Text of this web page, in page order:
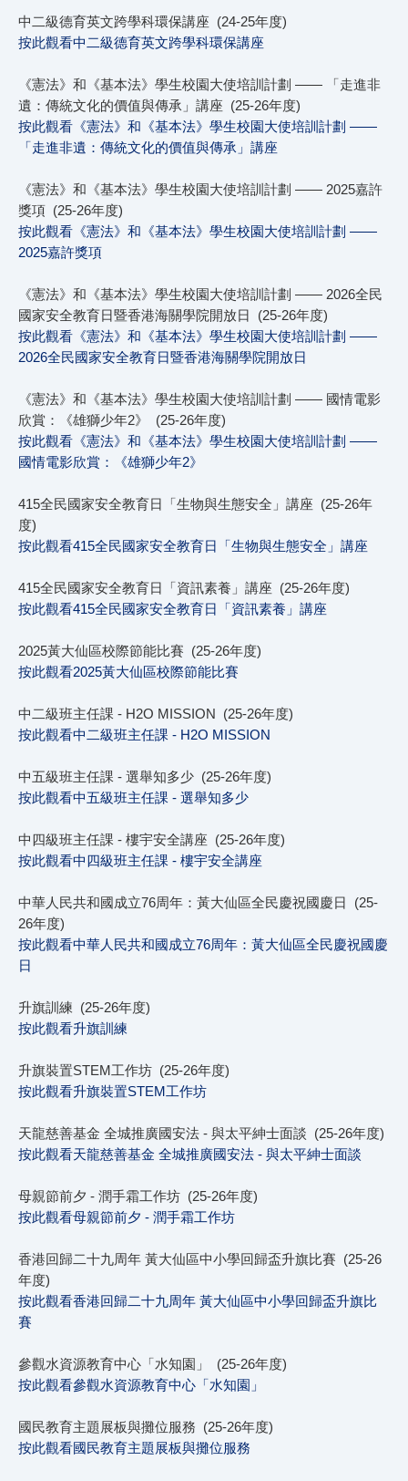
中二級德育英文跨學科環保講座 (24-25年度)
按此觀看中二級德育英文跨學科環保講座
《憲法》和《基本法》學生校園大使培訓計劃 —— 「走進非
遺：傳統文化的價值與傳承」講座 (25-26年度)
按此觀看《憲法》和《基本法》學生校園大使培訓計劃 ——
「走進非遺：傳統文化的價值與傳承」講座
《憲法》和《基本法》學生校園大使培訓計劃 —— 2025嘉許
獎項 (25-26年度)
按此觀看《憲法》和《基本法》學生校園大使培訓計劃 ——
2025嘉許獎項
《憲法》和《基本法》學生校園大使培訓計劃 —— 2026全民
國家安全教育日暨香港海關學院開放日 (25-26年度)
按此觀看《憲法》和《基本法》學生校園大使培訓計劃 ——
2026全民國家安全教育日暨香港海關學院開放日
《憲法》和《基本法》學生校園大使培訓計劃 —— 國情電影
欣賞：《雄獅少年2》 (25-26年度)
按此觀看《憲法》和《基本法》學生校園大使培訓計劃 ——
國情電影欣賞：《雄獅少年2》
415全民國家安全教育日「生物與生態安全」講座 (25-26年
度)
按此觀看415全民國家安全教育日「生物與生態安全」講座
415全民國家安全教育日「資訊素養」講座 (25-26年度)
按此觀看415全民國家安全教育日「資訊素養」講座
2025黃大仙區校際節能比賽 (25-26年度)
按此觀看2025黃大仙區校際節能比賽
中二級班主任課 - H2O MISSION (25-26年度)
按此觀看中二級班主任課 - H2O MISSION
中五級班主任課 - 選舉知多少 (25-26年度)
按此觀看中五級班主任課 - 選舉知多少
中四級班主任課 - 樓宇安全講座 (25-26年度)
按此觀看中四級班主任課 - 樓宇安全講座
中華人民共和國成立76周年：黃大仙區全民慶祝國慶日 (25-
26年度)
按此觀看中華人民共和國成立76周年：黃大仙區全民慶祝國慶
日
升旗訓練 (25-26年度)
按此觀看升旗訓練
升旗裝置STEM工作坊 (25-26年度)
按此觀看升旗裝置STEM工作坊
天龍慈善基金 全城推廣國安法 - 與太平紳士面談 (25-26年度)
按此觀看天龍慈善基金 全城推廣國安法 - 與太平紳士面談
母親節前夕 - 潤手霜工作坊 (25-26年度)
按此觀看母親節前夕 - 潤手霜工作坊
香港回歸二十九周年 黃大仙區中小學回歸盃升旗比賽 (25-26
年度)
按此觀看香港回歸二十九周年 黃大仙區中小學回歸盃升旗比
賽
參觀水資源教育中心「水知園」 (25-26年度)
按此觀看參觀水資源教育中心「水知園」
國民教育主題展板與攤位服務 (25-26年度)
按此觀看國民教育主題展板與攤位服務